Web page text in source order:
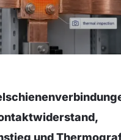
und